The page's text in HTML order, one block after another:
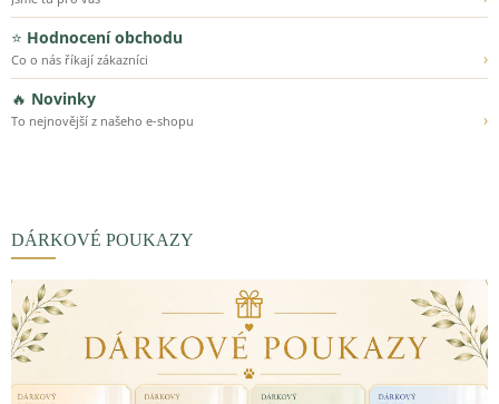
⭐ Hodnocení obchodu
Co o nás říkají zákazníci
›
🔥 Novinky
To nejnovější z našeho e-shopu ›
DÁRKOVÉ POUKAZY